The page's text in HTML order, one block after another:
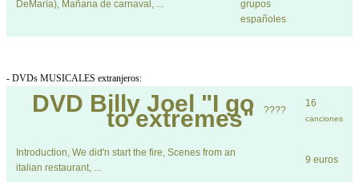
DeMaría), Mañana de carnaval, ...
grupos
españoles
- DVDs MUSICALES extranjeros:
DVD Billy Joel "I go
to extremes" ????
16
canciones
Introduction, We did'n start the fire, Scenes from an
italian restaurant, ...
9 euros